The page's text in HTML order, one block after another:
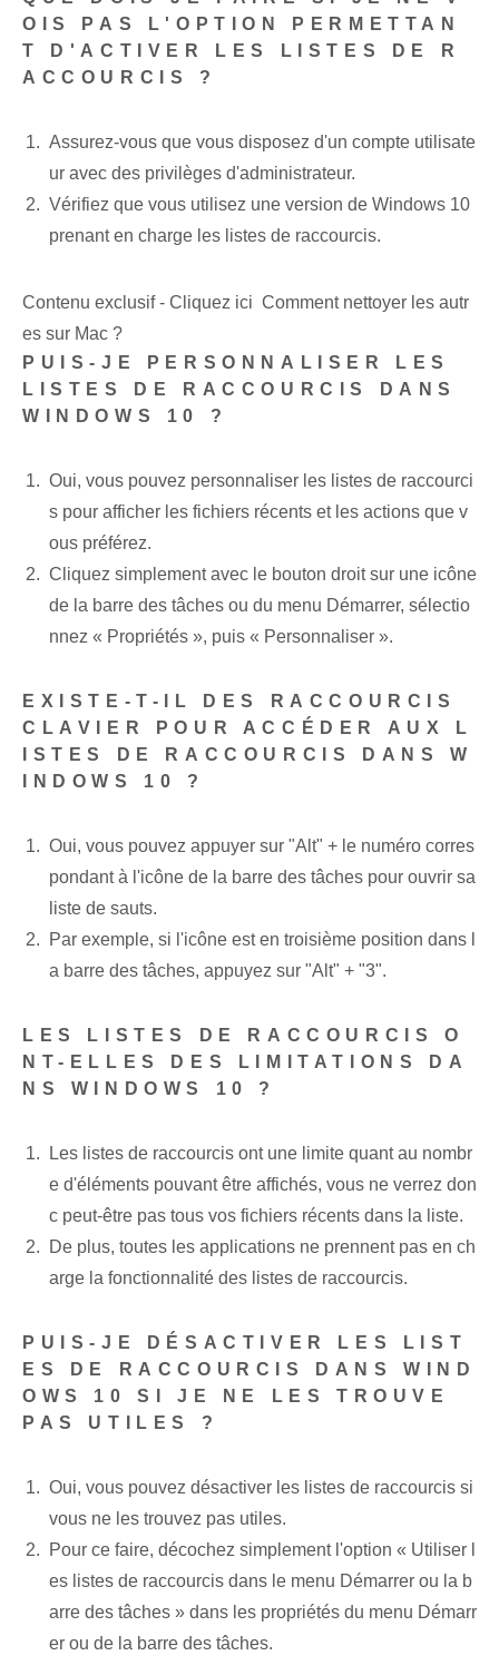
OIS PAS L'OPTION PERMETTAN
T D'ACTIVER LES LISTES DE R
ACCOURCIS ?
Assurez-vous que vous disposez d'un compte utilisate
ur avec des privilèges d'administrateur.
Vérifiez que vous utilisez une version de Windows 10
prenant en charge les listes de raccourcis.
Contenu exclusif - Cliquez ici Comment nettoyer les autr
es sur Mac ?
PUIS-JE PERSONNALISER LES
LISTES DE RACCOURCIS DANS
WINDOWS 10 ?
Oui, vous pouvez personnaliser les listes de raccourci
s pour afficher les fichiers récents et les actions que v
ous préférez.
Cliquez simplement avec le bouton droit sur une icône
de la barre des tâches ou du menu Démarrer, sélectio
nnez « Propriétés », puis « Personnaliser ».
EXISTE-T-IL DES RACCOURCIS
CLAVIER POUR ACCÉDER AUX L
ISTES DE RACCOURCIS DANS W
INDOWS 10 ?
Oui, vous pouvez appuyer sur "Alt" + le numéro corres
pondant à l'icône de la barre des tâches pour ouvrir sa
liste de sauts.
Par exemple, si l'icône est en troisième position dans l
a barre des tâches, appuyez sur "Alt" + "3".
LES LISTES DE RACCOURCIS O
NT-ELLES DES LIMITATIONS DA
NS WINDOWS 10 ?
Les listes de raccourcis ont une limite quant au nombr
e d'éléments pouvant être affichés, vous ne verrez don
c peut-être pas tous vos fichiers récents dans la liste.
De plus, toutes les applications ne prennent pas en ch
arge la fonctionnalité des listes de raccourcis.
PUIS-JE DÉSACTIVER LES LIST
ES DE RACCOURCIS DANS WIND
OWS 10 SI JE NE LES TROUVE
PAS UTILES ?
Oui, vous pouvez désactiver les listes de raccourcis si
vous ne les trouvez pas utiles.
Pour ce faire, décochez simplement l'option « Utiliser l
es listes de raccourcis dans le menu Démarrer ou la b
arre des tâches » dans les propriétés du menu Démarr
er ou de la barre des tâches.